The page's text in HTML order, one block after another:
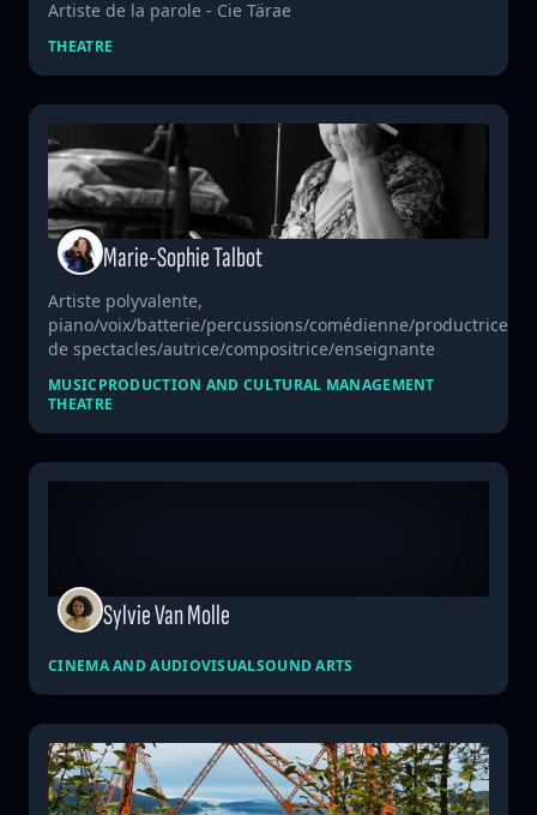
Artiste de la parole - Cie Tärae
THEATRE
Marie-Sophie Talbot
Artiste polyvalente,
piano/voix/batterie/percussions/comédienne/productrice
de spectacles/autrice/compositrice/enseignante
MUSICPRODUCTION AND CULTURAL MANAGEMENT
THEATRE
Sylvie Van Molle
CINEMA AND AUDIOVISUALSOUND ARTS